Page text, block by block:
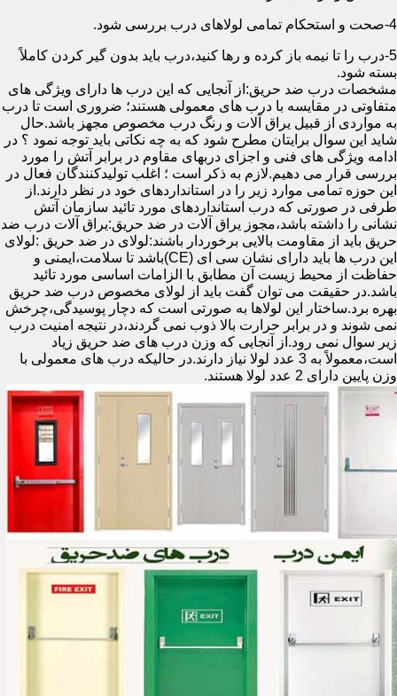
4-صحت و استحکام تمامی لولاهای درب بررسی شود.
5-درب را تا نیمه باز کرده و رها کنید،درب باید بدون گیر کردن کاملاً
بسته شود.
مشخصات درب ضد حریق:از آنجایی که این درب ها دارای ویژگی های
متفاوتی در مقایسه با درب های معمولی هستند؛ ضروری است تا درب
به مواردی از قبیل یراق آلات و رنگ درب مخصوص مجهز باشد.حال
شاید این سوال برایتان مطرح شود که به چه نکاتی باید توجه نمود ؟ در
ادامه ویژگی های فنی و اجزای دربهای مقاوم در برابر آتش را مورد
بررسی قرار می دهیم.لازم به ذکر است ؛ اغلب تولیدکنندگان فعال در
این حوزه تمامی موارد زیر را در استانداردهای خود در نظر دارند.از
طرفی در صورتی که درب استانداردهای مورد تائید سازمان آتش
نشانی را داشته باشد،مجوز یراق آلات در ضد حریق:یراق آلات درب ضد
حریق باید از مقاومت بالایی برخوردار باشند:لولای در ضد حریق :لولای
این درب ها باید دارای نشان سی ای (CE)باشد تا سلامت،ایمنی و
حفاظت از محیط زیست آن مطابق با الزامات اساسی مورد تائید
باشد.در حقیقت می توان گفت باید از لولای مخصوص درب ضد حریق
بهره برد.ساختار این لولاها به صورتی است که دچار پوسیدگی،چرخش
نمی شوند و در برابر حرارت بالا ذوب نمی گردند،در نتیجه امنیت درب
زیر سوال نمی رود.از آنجایی که وزن درب های ضد حریق زیاد
است،معمولاً به 3 عدد لولا نیاز دارند.در حالیکه درب های معمولی با
وزن پایین دارای 2 عدد لولا هستند.